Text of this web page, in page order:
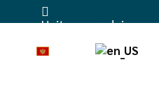
Upit za saradnju